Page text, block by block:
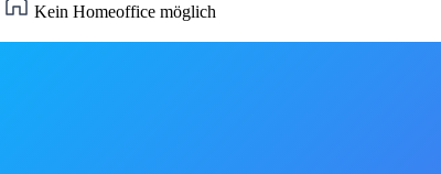
Kein Homeoffice möglich